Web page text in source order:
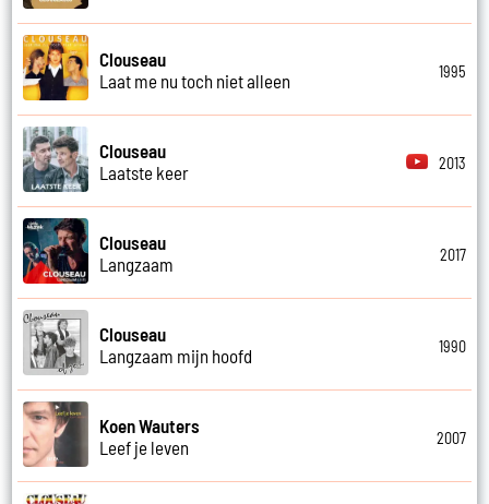
Clouseau
Laat me nu toch niet alleen
1995
Clouseau
Laatste keer
2013
Clouseau
Langzaam
2017
Clouseau
Langzaam mijn hoofd
1990
Koen Wauters
Leef je leven
2007